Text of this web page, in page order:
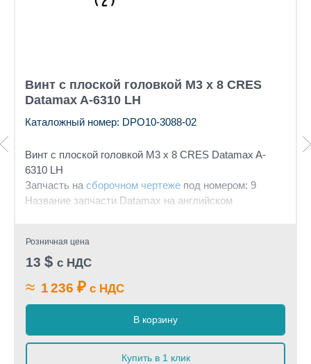
Винт с плоской головкой М3 х 8 CRES
Datamax A-6310 LH
Каталожный номер: DPO10-3088-02
Винт с плоской головкой М3 х 8 CRES Datamax A-
6310 LH
Запчасть на сборочном чертеже под номером: 9
Название запчасти Datamax на английском
Розничная цена
13 $ с НДС
≈ 1 236 ₽ с НДС
В корзину
Купить в 1 клик